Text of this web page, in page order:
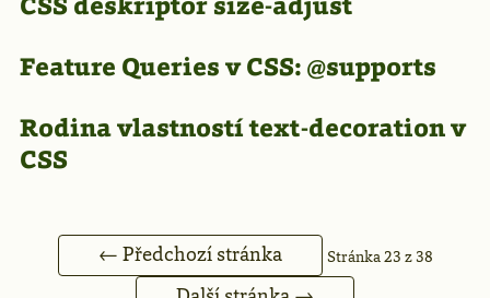
Feature Queries v CSS: @supports
Rodina vlastností text-decoration v
CSS
← Předchozí stránka Stránka 23 z 38